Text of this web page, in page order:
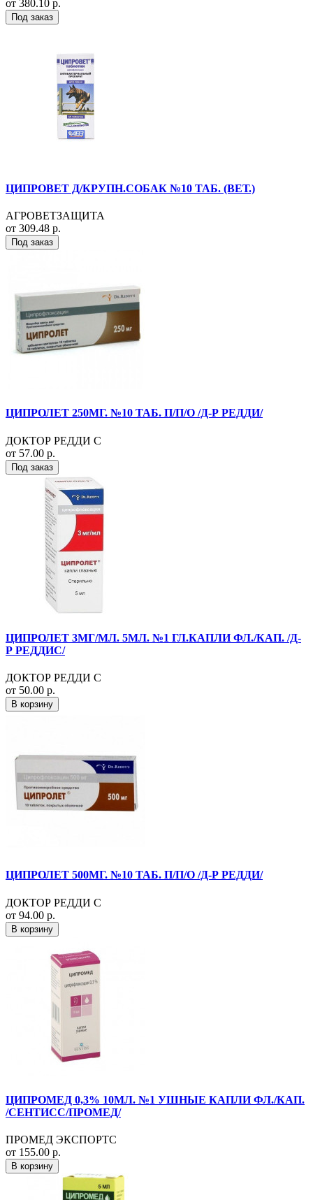
от 380.10 р.
Под заказ
ЦИПРОВЕТ Д/КРУПН.СОБАК №10 ТАБ. (ВЕТ.)
АГРОВЕТЗАЩИТА
от 309.48 р.
Под заказ
ЦИПРОЛЕТ 250МГ. №10 ТАБ. П/П/О /Д-Р РЕДДИ/
ДОКТОР РЕДДИ С
от 57.00 р.
Под заказ
ЦИПРОЛЕТ 3МГ/МЛ. 5МЛ. №1 ГЛ.КАПЛИ ФЛ./КАП. /Д-
Р РЕДДИС/
ДОКТОР РЕДДИ С
от 50.00 р.
В корзину
ЦИПРОЛЕТ 500МГ. №10 ТАБ. П/П/О /Д-Р РЕДДИ/
ДОКТОР РЕДДИ С
от 94.00 р.
В корзину
ЦИПРОМЕД 0,3% 10МЛ. №1 УШНЫЕ КАПЛИ ФЛ./КАП.
/СЕНТИСС/ПРОМЕД/
ПРОМЕД ЭКСПОРТС
от 155.00 р.
В корзину